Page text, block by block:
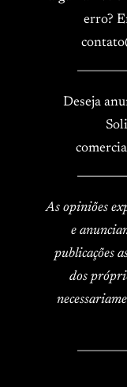
erro?
Deseja
As opiniões
e
publicações
dos